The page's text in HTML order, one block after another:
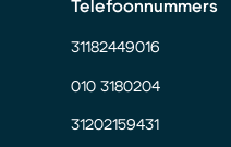
Telefoonnummers
31182449016
010 3180204
31202159431